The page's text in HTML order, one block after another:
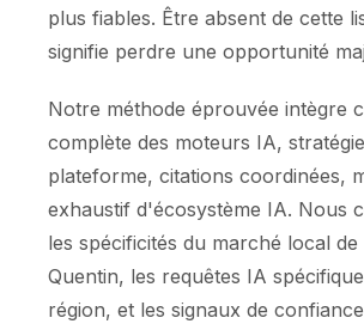
plus fiables. Être absent de cette
signifie perdre une opportunité
Notre méthode éprouvée intègre
complète des moteurs IA,
plateforme, citations coordinées,
exhaustif d'écosystème IA. Nous
les spécificités du marché local de
Quentin, les requêtes IA
région, et les signaux de